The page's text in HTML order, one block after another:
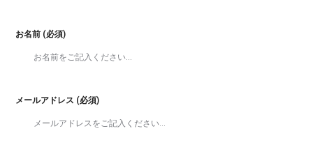
お名前 (必須)
メールアドレス (必須)